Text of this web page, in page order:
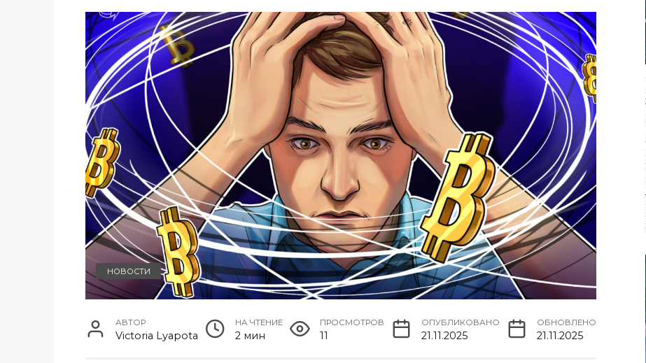
НОВОСТИ
АВТОР
Victoria Lyapota
НА ЧТЕНИЕ
2 мин
ПРОСМОТРОВ
11
ОПУБЛИКОВАНО
21.11.2025
ОБНОВЛЕНО
21.11.2025